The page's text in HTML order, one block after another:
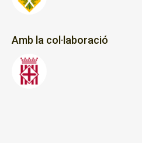
Amb la col·laboració